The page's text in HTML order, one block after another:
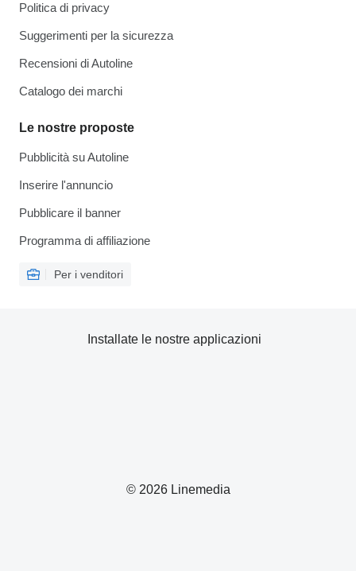
Politica di privacy
Suggerimenti per la sicurezza
Recensioni di Autoline
Catalogo dei marchi
Le nostre proposte
Pubblicità su Autoline
Inserire l'annuncio
Pubblicare il banner
Programma di affiliazione
Per i venditori
© 2026 Linemedia
Installate le nostre applicazioni